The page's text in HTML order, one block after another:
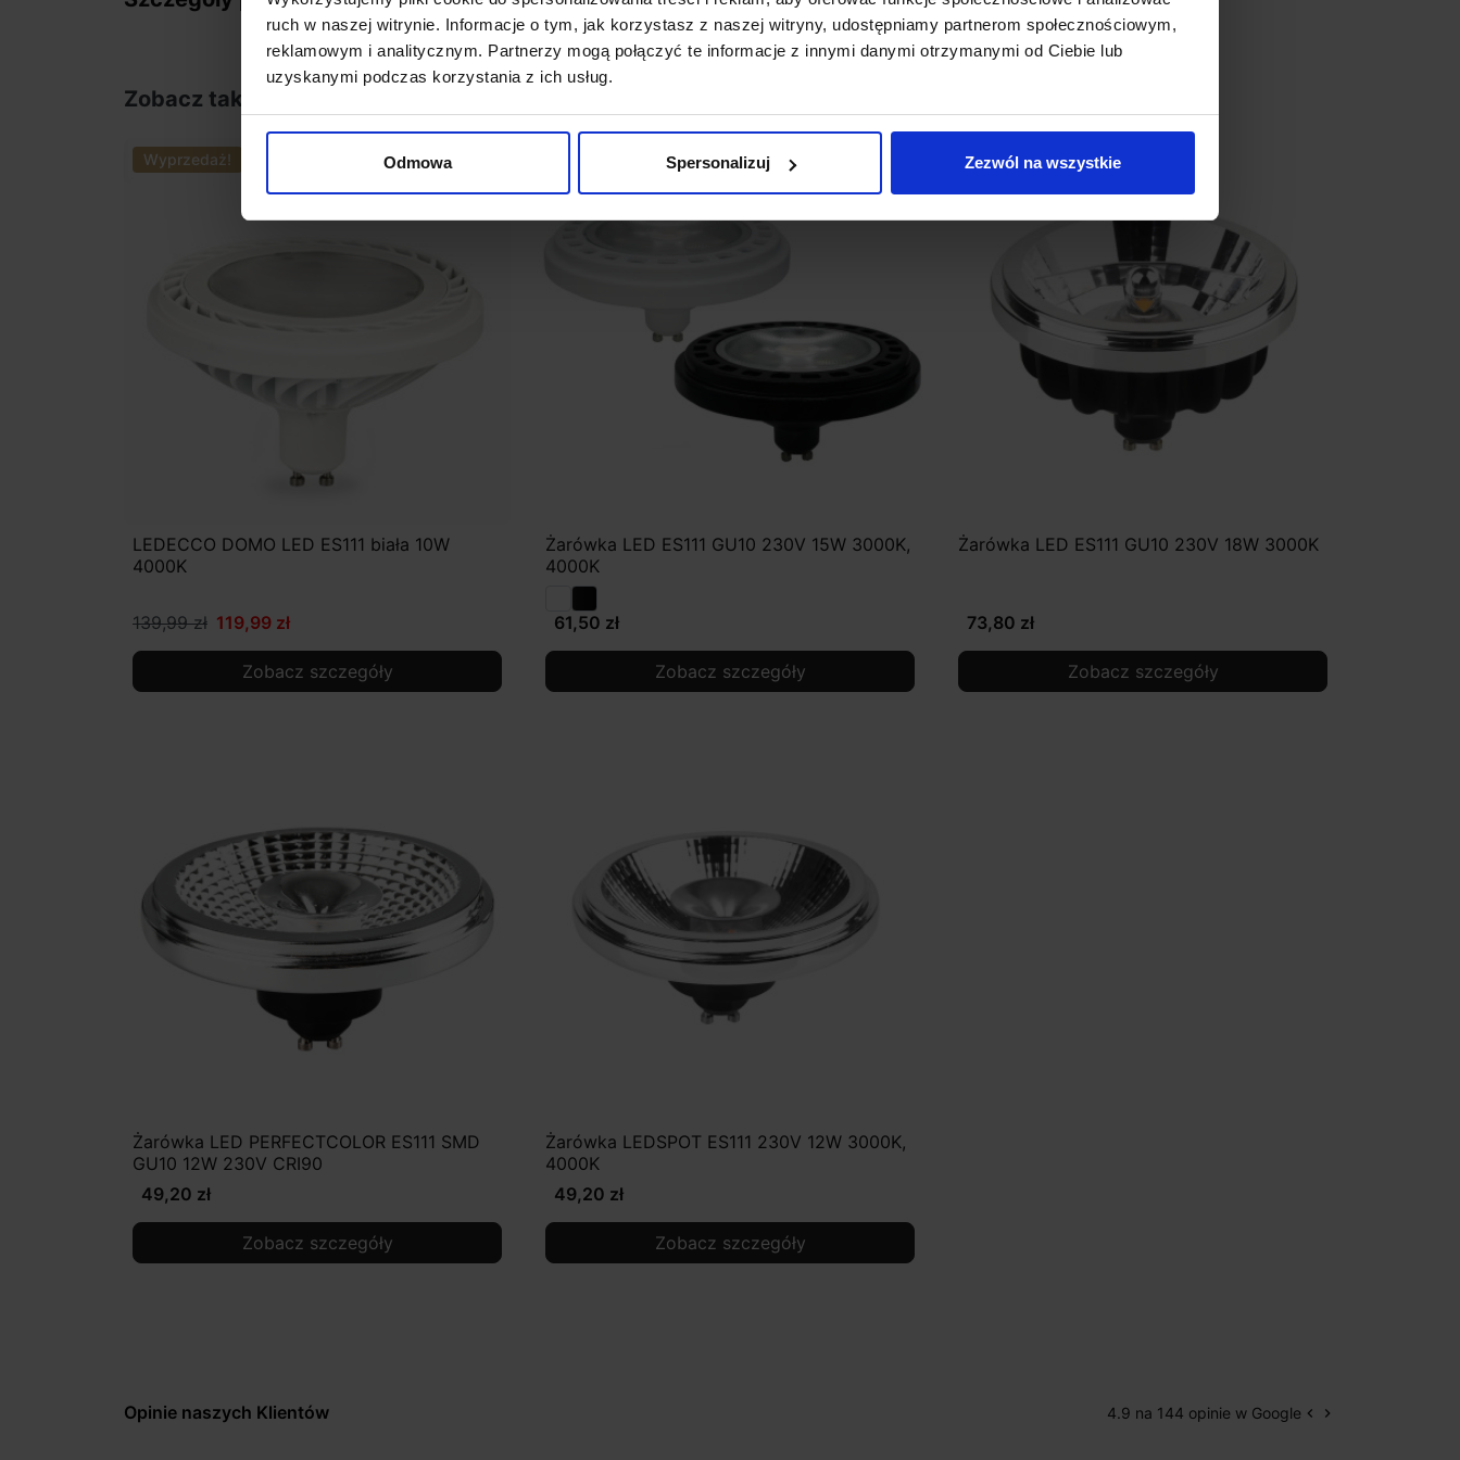
ruch w naszej witrynie. Informacje o tym, jak korzystasz z naszej witryny, udostępniamy partnerom społecznościowym,
reklamowym i analitycznym. Partnerzy mogą połączyć te informacje z innymi danymi otrzymanymi od Ciebie lub
uzyskanymi podczas korzystania z ich usług.
Odmowa Spersonalizuj Zezwól na wszystkie
Zobacz także
Wyprzedaż!
LEDECCO DOMO LED ES111 biała 10W
4000K
139,99 zł 119,99 zł
Zobacz szczegóły
Żarówka LED ES111 GU10 230V 15W 3000K,
4000K
61,50 zł
Zobacz szczegóły
Żarówka LED ES111 GU10 230V 18W 3000K
73,80 zł
Zobacz szczegóły
Żarówka LED PERFECTCOLOR ES111 SMD
GU10 12W 230V CRI90
49,20 zł
Zobacz szczegóły
Żarówka LEDSPOT ES111 230V 12W 3000K,
4000K
49,20 zł
Zobacz szczegóły
Opinie naszych Klientów 4.9 na 144 opinie w Google Poprzedni
keyboard_arrow_left Następny
keyboard_arrow_right